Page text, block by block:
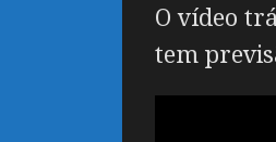
O vídeo
tem